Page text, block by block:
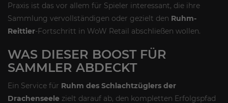
Praxis ist das vor allem für Spieler interessant, die ihre
Sammlung vervollständigen oder gezielt den Ruhm-
Reittier-Fortschritt in WoW Retail abschließen wollen.
WAS DIESER BOOST FÜR
SAMMLER ABDECKT
Ein Service für Ruhm des Schlachtzüglers der
Drachenseele zielt darauf ab, den kompletten Erfolgspfad